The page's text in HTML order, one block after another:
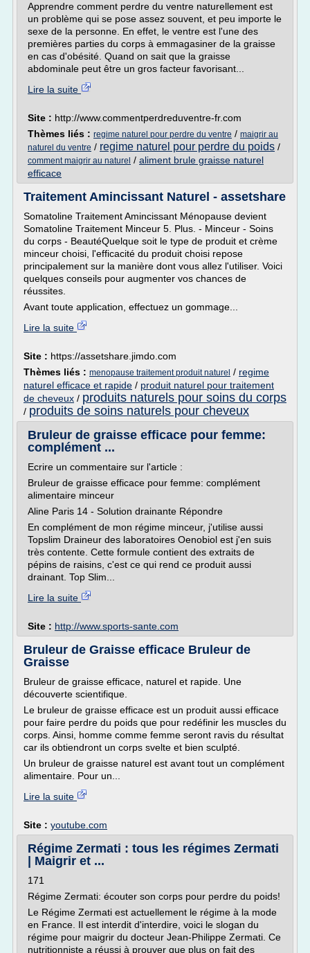
Apprendre comment perdre du ventre naturellement est
un problème qui se pose assez souvent, et peu importe le
sexe de la personne. En effet, le ventre est l'une des
premières parties du corps à emmagasiner de la graisse
en cas d'obésité. Quand on sait que la graisse
abdominale peut être un gros facteur favorisant...
Lire la suite
Site : http://www.commentperdreduventre-fr.com
Thèmes liés : regime naturel pour perdre du ventre / maigrir au
naturel du ventre / regime naturel pour perdre du poids /
comment maigrir au naturel / aliment brule graisse naturel
efficace
Traitement Amincissant Naturel - assetshare
Somatoline Traitement Amincissant Ménopause devient
Somatoline Traitement Minceur 5. Plus. - Minceur - Soins
du corps - BeautéQuelque soit le type de produit et crème
minceur choisi, l'efficacité du produit choisi repose
principalement sur la manière dont vous allez l'utiliser. Voici
quelques conseils pour augmenter vos chances de
réussites.
Avant toute application, effectuez un gommage...
Lire la suite
Site : https://assetshare.jimdo.com
Thèmes liés : menopause traitement produit naturel / regime
naturel efficace et rapide / produit naturel pour traitement
de cheveux / produits naturels pour soins du corps
/ produits de soins naturels pour cheveux
Bruleur de graisse efficace pour femme:
complément ...
Ecrire un commentaire sur l'article :
Bruleur de graisse efficace pour femme: complément
alimentaire minceur
Aline Paris 14 - Solution drainante Répondre
En complément de mon régime minceur, j'utilise aussi
Topslim Draineur des laboratoires Oenobiol est j'en suis
très contente. Cette formule contient des extraits de
pépins de raisins, c'est ce qui rend ce produit aussi
drainant. Top Slim...
Lire la suite
Site : http://www.sports-sante.com
Bruleur de Graisse efficace Bruleur de
Graisse
Bruleur de graisse efficace, naturel et rapide. Une
découverte scientifique.
Le bruleur de graisse efficace est un produit aussi efficace
pour faire perdre du poids que pour redéfinir les muscles du
corps. Ainsi, homme comme femme seront ravis du résultat
car ils obtiendront un corps svelte et bien sculpté.
Un bruleur de graisse naturel est avant tout un complément
alimentaire. Pour un...
Lire la suite
Site : youtube.com
Régime Zermati : tous les régimes Zermati
| Maigrir et ...
171
Régime Zermati: écouter son corps pour perdre du poids!
Le Régime Zermati est actuellement le régime à la mode
en France. Il est interdit d'interdire, voici le slogan du
régime pour maigrir du docteur Jean-Philippe Zermati. Ce
nutritionniste a réussi à prouver que plus on fait des